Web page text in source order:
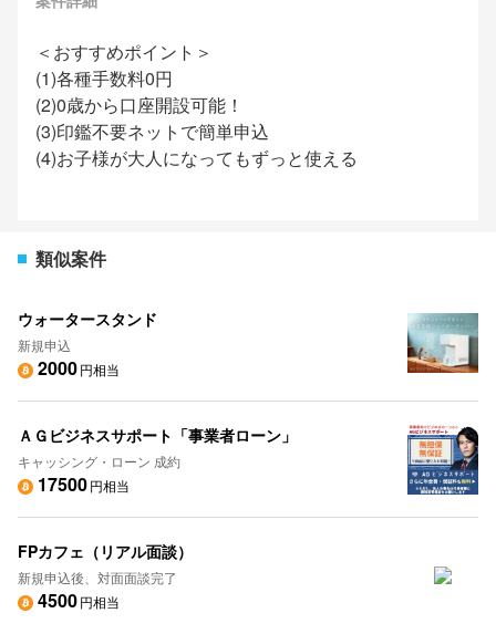
＜おすすめポイント＞
(1)各種手数料0円
(2)0歳から口座開設可能！
(3)印鑑不要ネットで簡単申込
(4)お子様が大人になってもずっと使える
類似案件
ウォータースタンド
新規申込
2000円相当
ＡＧビジネスサポート「事業者ローン」
キャッシング・ローン 成約
17500円相当
FPカフェ（リアル面談）
新規申込後、対面面談完了
4500円相当